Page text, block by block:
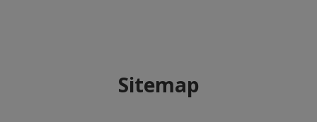
Sitemap